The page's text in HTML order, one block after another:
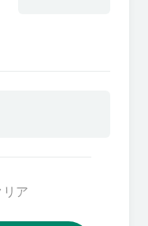
リア